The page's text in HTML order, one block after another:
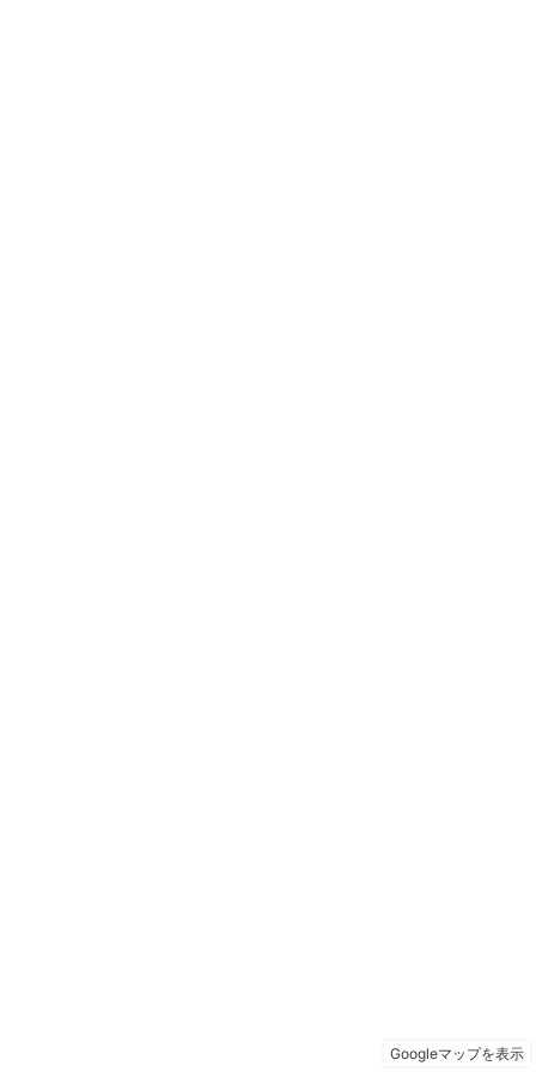
Googleマップを表示